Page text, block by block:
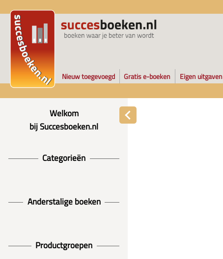
Nieuw toegevoegd Gratis e-boeken Eigen uitgaven
Welkom
bij Succesboeken.nl
Categorieën
Anderstalige boeken
Productgroepen